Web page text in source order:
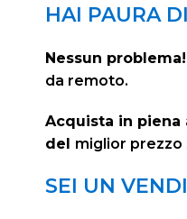
HAI PAURA
Nessun
da remoto.
Acquista in piena
del miglior prezzo
SEI UN